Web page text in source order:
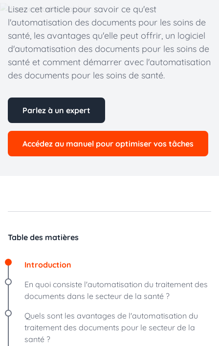
Lisez cet article pour savoir ce qu'est
l'automatisation des documents pour les soins de
santé, les avantages qu'elle peut offrir, un logiciel
d'automatisation des documents pour les soins de
santé et comment démarrer avec l'automatisation
des documents pour les soins de santé.
Parlez à un expert
Accédez au manuel pour optimiser vos tâches
Table des matières
Introduction
En quoi consiste l'automatisation du traitement des
documents dans le secteur de la santé ?
Quels sont les avantages de l'automatisation du
traitement des documents pour le secteur de la
santé ?